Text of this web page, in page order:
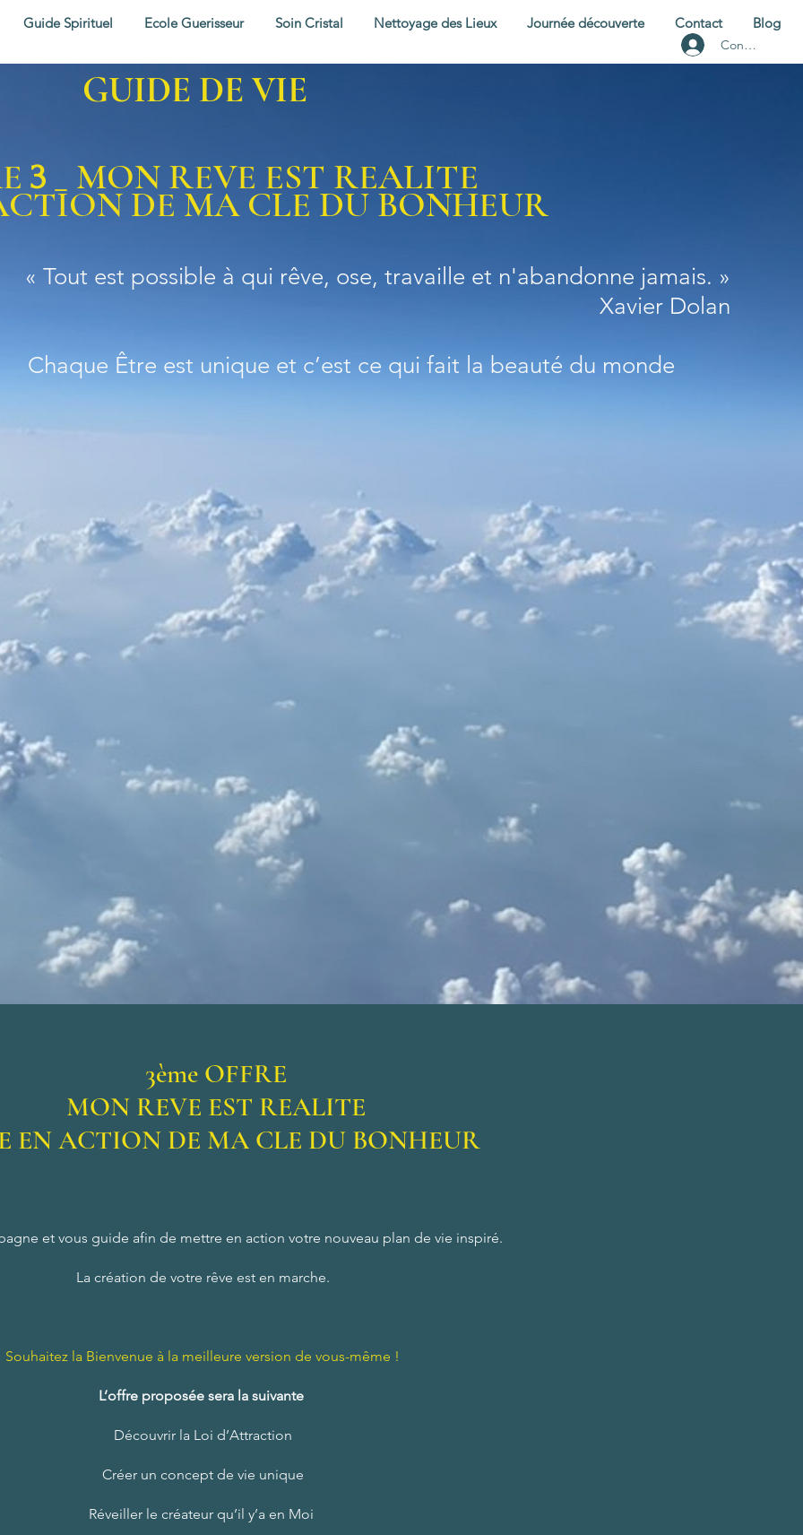
Connexion
Guide Spirituel Ecole Guerisseur Soin Cristal Nettoyage des Lieux Journée découverte Contact Blog
GUIDE DE VIE
3_ MON REVE EST REALITE
DE MA CLE DU BONHEUR
« Tout est possible à qui rêve, ose, travaille et n'abandonne jamais. »
Xavier Dolan
Chaque Être est unique et c’est ce qui fait la beauté du monde
3ème OFFRE
MON REVE EST REALITE
EN ACTION DE MA CLE DU BONHEUR
et vous guide afin de mettre en action votre nouveau plan de vie inspiré.
La création de votre rêve est en marche.
Souhaitez la Bienvenue à la meilleure version de vous-même !
L’offre proposée sera la suivante
Découvrir la Loi d’Attraction
Créer un concept de vie unique
Réveiller le créateur qu’il y’a en Moi